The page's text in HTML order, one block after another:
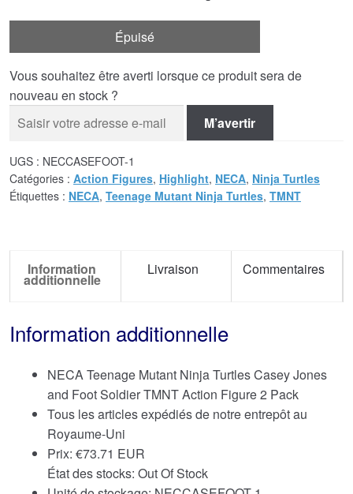
Épuisé
Vous souhaitez être averti lorsque ce produit sera de
nouveau en stock ?
M’avertir
UGS : NECCASEFOOT-1
Catégories : Action Figures, Highlight, NECA, Ninja Turtles
Étiquettes : NECA, Teenage Mutant Ninja Turtles, TMNT
Information
additionnelle
Livraison Commentaires
Information additionnelle
NECA Teenage Mutant Ninja Turtles Casey Jones
and Foot Soldier TMNT Action Figure 2 Pack
Tous les articles expédiés de notre entrepôt au
Royaume-Uni
Prix: €73.71 EUR
État des stocks: Out Of Stock